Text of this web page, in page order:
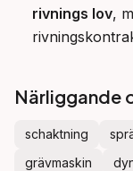
rivnings lov,
Närliggande
schaktning
grävmaskin